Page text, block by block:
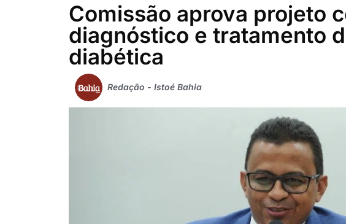
Comissão aprova projeto
diagnóstico e tratamento
diabética
Redação - Istoé Bahia